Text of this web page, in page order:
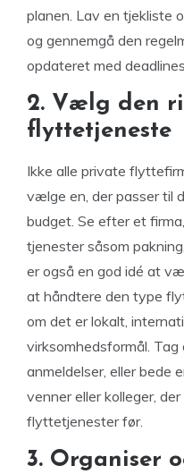
planen. Lav en tjekliste
og gennemgå den
opdateret med
2. Vælg den
flyttetjeneste
Ikke alle private
vælge en, der passer til
budget. Se efter et
tjenester såsom
er også en god idé at
at håndtere den type
om det er lokalt,
virksomhedsformål.
anmeldelser, eller bede
venner eller kolleger,
flyttetjenester før.
3. Organiser